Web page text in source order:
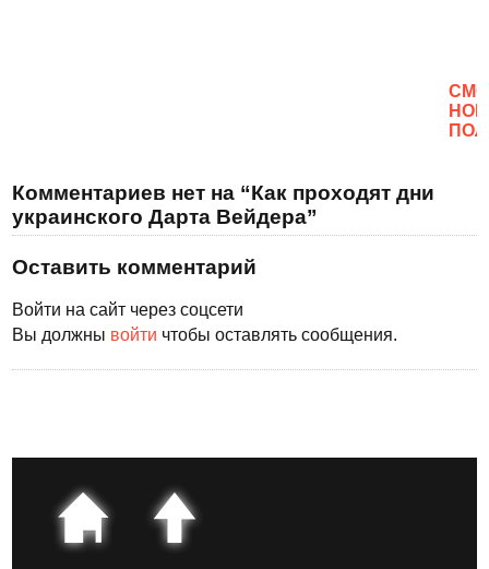
Комментариев нет на “Как проходят дни
украинского Дарта Вейдера”
Оставить комментарий
Войти на сайт через соцсети
Вы должны войти чтобы оставлять сообщения.